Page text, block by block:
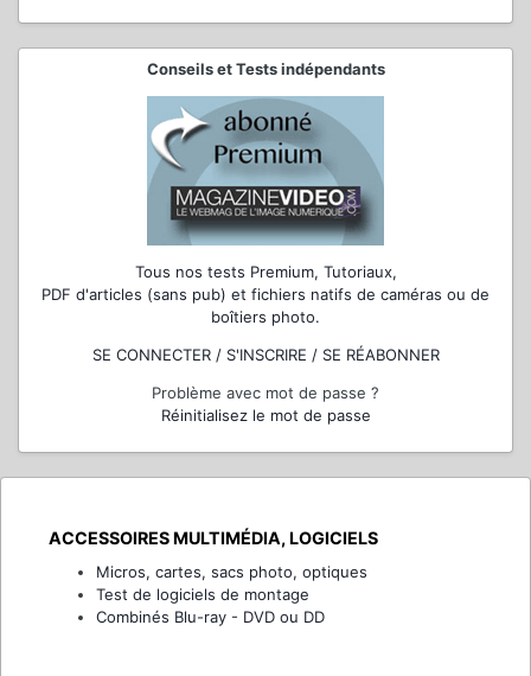
Conseils et Tests indépendants
Tous nos tests Premium, Tutoriaux,
PDF d'articles (sans pub) et fichiers natifs de caméras ou de
boîtiers photo.
SE CONNECTER / S'INSCRIRE / SE RÉABONNER
Problème avec mot de passe ?
Réinitialisez le mot de passe
ACCESSOIRES MULTIMÉDIA, LOGICIELS
Micros, cartes, sacs photo, optiques
Test de logiciels de montage
Combinés Blu-ray - DVD ou DD